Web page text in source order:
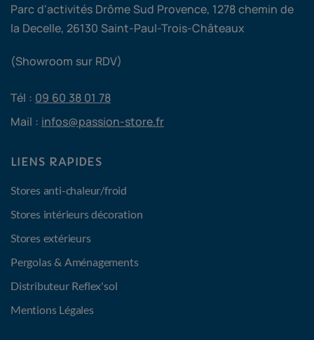
Parc d'activités Drôme Sud Provence, 1278 chemin de
la Decelle, 26130 Saint-Paul-Trois-Châteaux
(Showroom sur RDV)
Tél : 09 60 38 01 78
Mail : infos@passion-store.fr
LIENS RAPIDES
Stores anti-chaleur/froid
Stores intérieurs décoration
Stores extérieurs
Pergolas & Aménagements
Distributeur Reflex'sol
Mentions Légales